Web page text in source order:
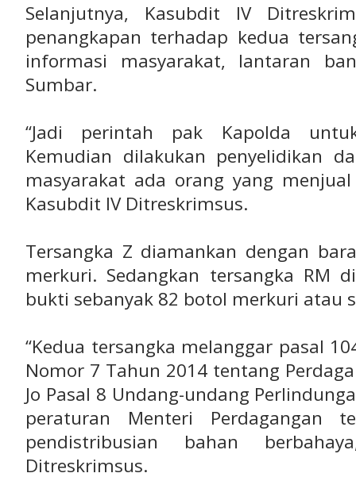
Selanjutnya, Kasubdit IV
penangkapan terhadap kedua
informasi masyarakat, lantaran
Sumbar.
“Jadi perintah pak Kapolda
Kemudian dilakukan penyelidikan
masyarakat ada orang yang
Kasubdit IV Ditreskrimsus.
Tersangka Z diamankan dengan
merkuri. Sedangkan tersangka RM
bukti sebanyak 82 botol merkuri atau
“Kedua tersangka melanggar pasal
Nomor 7 Tahun 2014 tentang
Jo Pasal 8 Undang-undang
peraturan Menteri Perdagangan
pendistribusian bahan
Ditreskrimsus.